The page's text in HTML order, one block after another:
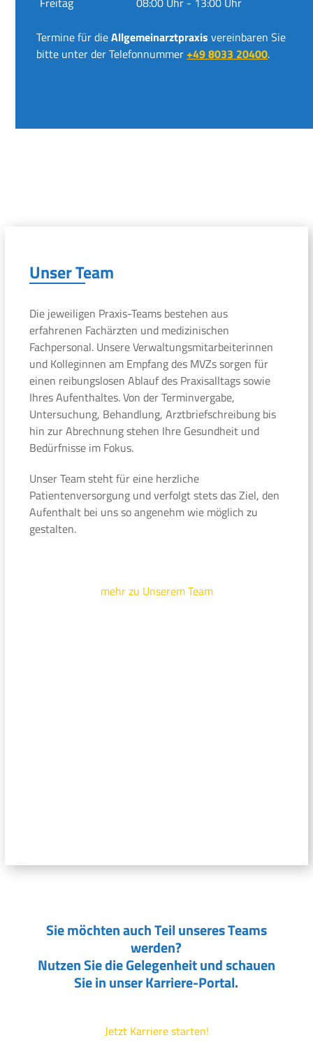
Termine für dieAllgemeinarztpraxis vereinbaren Sie
bitte unter der Telefonnummer+49 8033 20400.
Unser Team
Die jeweiligen Praxis-Teams bestehen aus
erfahrenen Fachärzten und medizinischen
Fachpersonal. Unsere Verwaltungsmitarbeiterinnen
und Kolleginnen am Empfang des MVZs sorgen für
einen reibungslosen Ablauf des Praxisalltags sowie
Ihres Aufenthaltes. Von der Terminvergabe,
Untersuchung, Behandlung, Arztbriefschreibung bis
hin zur Abrechnung stehen Ihre Gesundheit und
Bedürfnisse im Fokus.
Unser Team steht für eine herzliche
Patientenversorgung und verfolgt stets das Ziel, den
Aufenthalt bei uns so angenehm wie möglich zu
gestalten.
mehr zu Unserem Team
Sie möchten auch Teil unseres Teams
werden?
Nutzen Sie die Gelegenheit und schauen
Sie in unser Karriere-Portal.
Jetzt Karriere starten!